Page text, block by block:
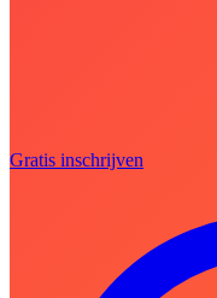
Gratis inschrijven